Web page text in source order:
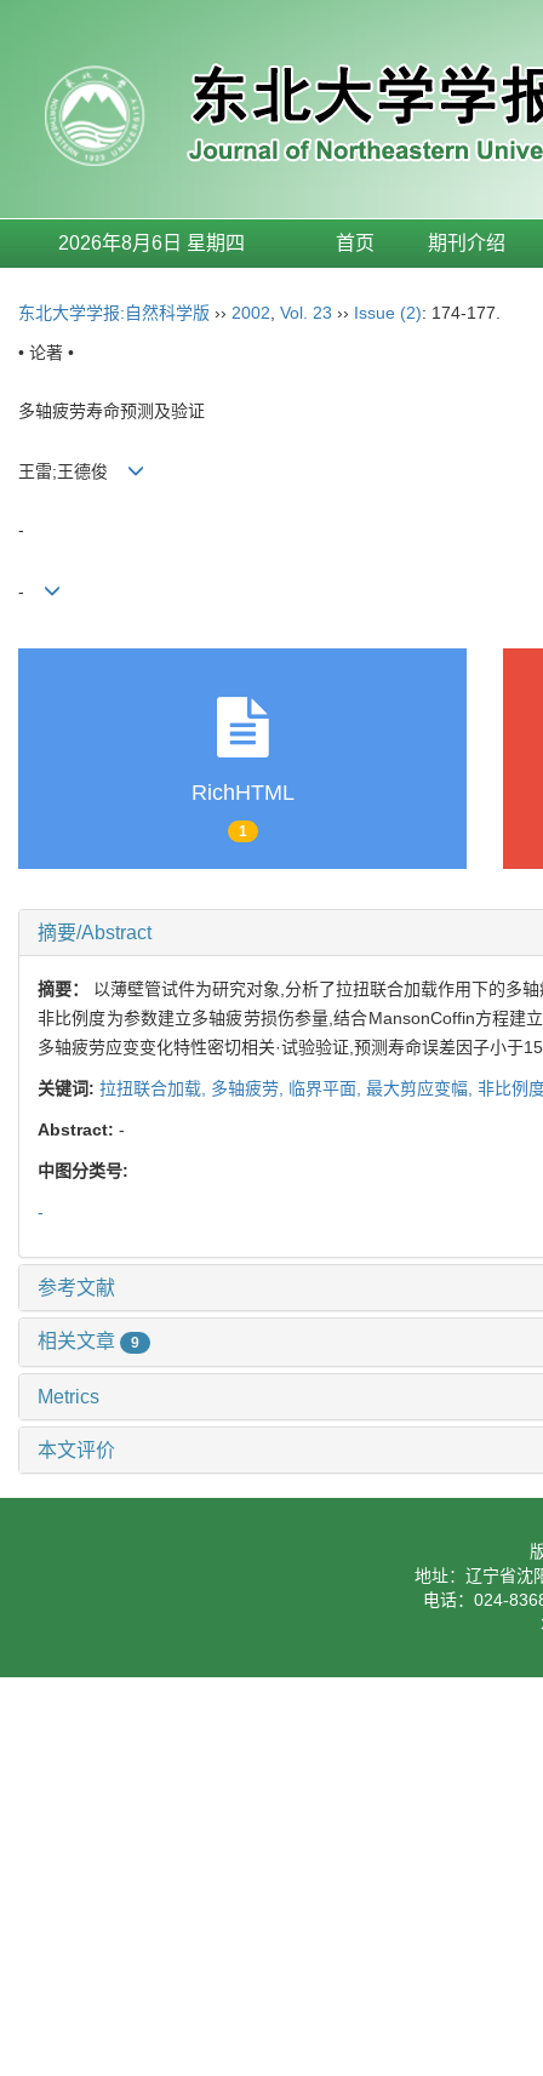
2026年8月6日 星期四 首页 期刊介绍
东北大学学报:自然科学版 ›› 2002 Vol. 23 ›› Issue (2): 174-177.
• 论著 •
多轴疲劳寿命预测及验证
王雷;王德俊
-
-
RichHTML
1
摘要/Abstract
摘要： 以薄壁管试件为研究对象,分析了拉扭联合加载作用下的多
非比例度为参数建立多轴疲劳损伤参量,结合MansonCoffin方程建
多轴疲劳应变变化特性密切相关·试验验证,预测寿命误差因子小于
关键词: 拉扭联合加载, 多轴疲劳, 临界平面, 最大剪应变幅, 非比例
Abstract: -
中图分类号:
-
参考文献
相关文章 9
Metrics
本文评价
地址：辽宁省沈
电话：024-